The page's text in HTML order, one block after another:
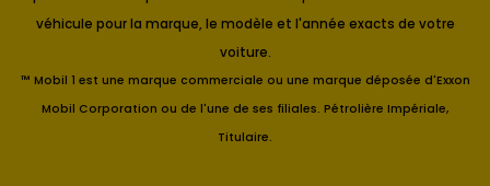
véhicule pour la marque, le modèle et l'année exacts de votre
voiture.
™ Mobil 1 est une marque commerciale ou une marque déposée d'Exxon
Mobil Corporation ou de l'une de ses filiales. Pétrolière Impériale,
Titulaire.